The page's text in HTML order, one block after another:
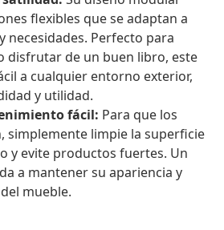
flexibles que se adaptan a
necesidades. Perfecto para
disfrutar de un buen libro, este
a cualquier entorno exterior,
y utilidad.
fácil: Para que los
simplemente limpie la superficie
y evite productos fuertes. Un
a mantener su apariencia y
mueble.